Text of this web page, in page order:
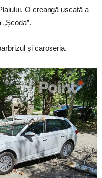
O creangă uscată a
și caroseria.